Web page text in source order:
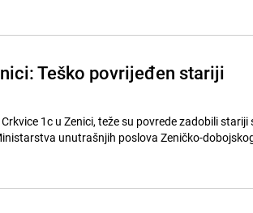
Teško povrijeđen stariji
1c u Zenici, teže su povrede zadobili stariji
unutrašnjih poslova Zeničko-